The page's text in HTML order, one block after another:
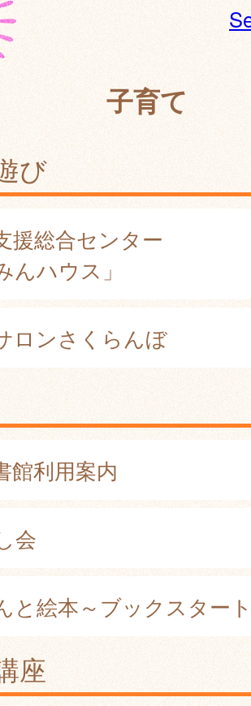
子育て
び
援総合センター
んハウス」
ロンさくらんぼ
館利用案内
会
と絵本～ブックスター
座